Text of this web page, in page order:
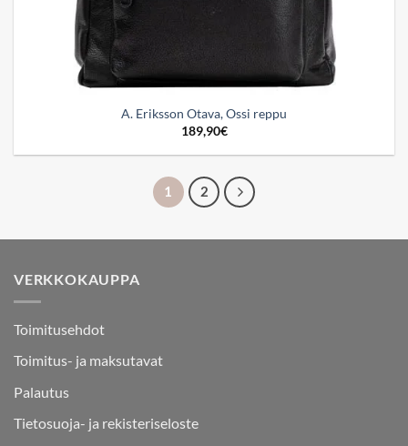
A. Eriksson Otava, Ossi reppu
189,90€
1 2
VERKKOKAUPPA
Toimitusehdot
Toimitus- ja maksutavat
Palautus
Tietosuoja- ja rekisteriseloste